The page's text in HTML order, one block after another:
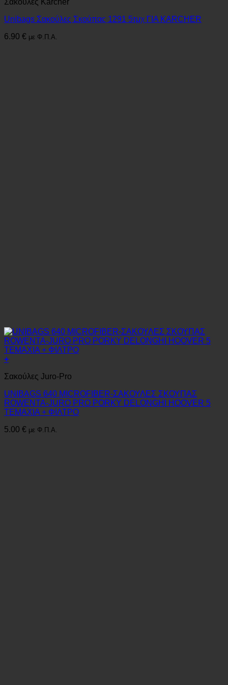
Unibags Σακούλες Σκούπας 1291 5τμχ ΓΙΑ KARCHER
6.90 € με Φ.Π.Α.
+
Σακούλες Juro-Pro
UNIBAGS 640 MICROFIBER-ΣΑΚΟΥΛΕΣ ΣΚΟΥΠΑΣ
ROWENTA-JURO PRO PORKY DELONGHI HOOVER 5
ΤΕΜΑΧΙΑ + ΦΙΛΤΡΟ
5.00 € με Φ.Π.Α.